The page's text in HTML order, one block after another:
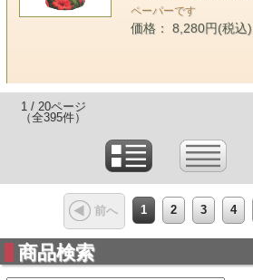
ペーパーです
価格： 8,280円(税込)
1 / 20ページ
（全395件）
前へ 1 2 3 4
商品検索